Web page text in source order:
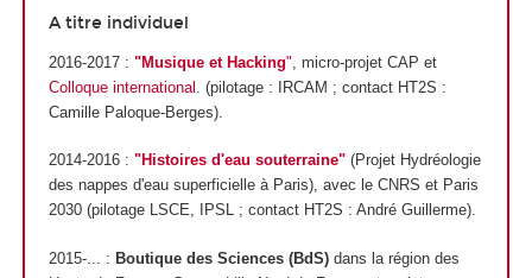
A titre individuel
2016-2017 : "Musique et Hacking" , micro-projet CAP et
Colloque international . (pilotage : IRCAM ; contact HT2S :
Camille Paloque-Berges).
2014-2016 : "Histoires d'eau souterraine"(Projet Hydréologie
des nappes d'eau superficielle à Paris), avec le CNRS et Paris
2030 (pilotage LSCE, IPSL ; contact HT2S : André Guillerme).
2015-... : Boutique des Sciences (BdS)dans la région des